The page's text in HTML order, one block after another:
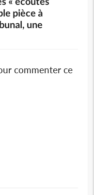
pièce à
une
commenter ce